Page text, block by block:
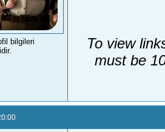
bilgileri
To view
must be